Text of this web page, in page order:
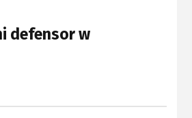
defensor w